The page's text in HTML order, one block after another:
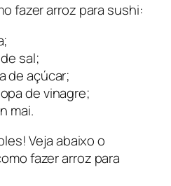
fazer arroz para sushi:
sal;
de açúcar;
de vinagre;
mai.
Veja abaixo o
fazer arroz para